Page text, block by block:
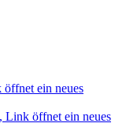
ein neues
Link öffnet ein neues